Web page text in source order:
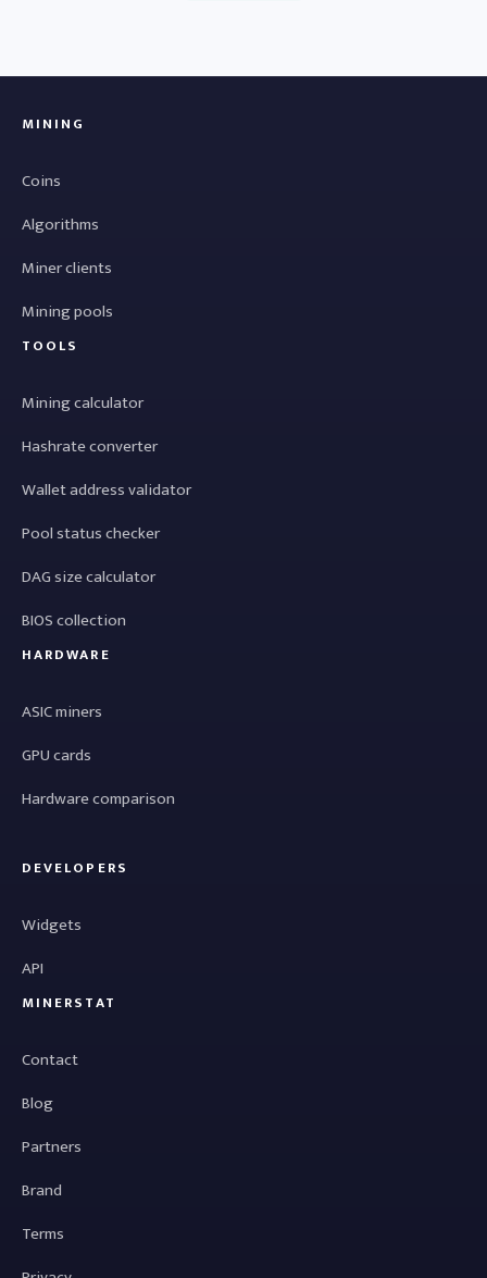
MINING
Coins
Algorithms
Miner clients
Mining pools
TOOLS
Mining calculator
Hashrate converter
Wallet address validator
Pool status checker
DAG size calculator
BIOS collection
HARDWARE
ASIC miners
GPU cards
Hardware comparison
DEVELOPERS
Widgets
API
MINERSTAT
Contact
Blog
Partners
Brand
Terms